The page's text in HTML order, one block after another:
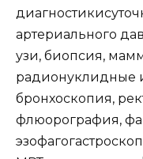
диагностики
артериального
узи, биопсия,
радионуклидные
бронхоскопия,
флюорография,